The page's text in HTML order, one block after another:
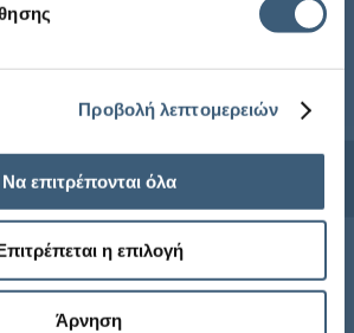
Προβολή λεπτομερειών
Να επιτρέπονται όλα
η επιλογή
Άρνηση
χρήσηςκαι τηνπολιτική απορρήτου